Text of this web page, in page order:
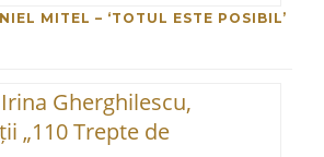
MITEL – ‘TOTUL ESTE POSIBIL’